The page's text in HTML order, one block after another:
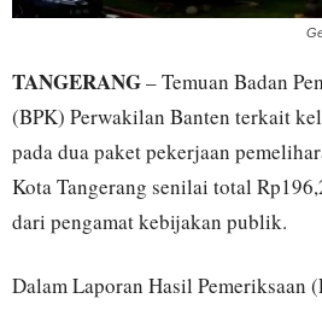
TANGERANG– Temuan Badan
(BPK) Perwakilan Banten terkait
pada dua paket pekerjaan
Kota Tangerang senilai total
dari pengamat kebijakan publik.
Dalam Laporan Hasil Pemeriksaan